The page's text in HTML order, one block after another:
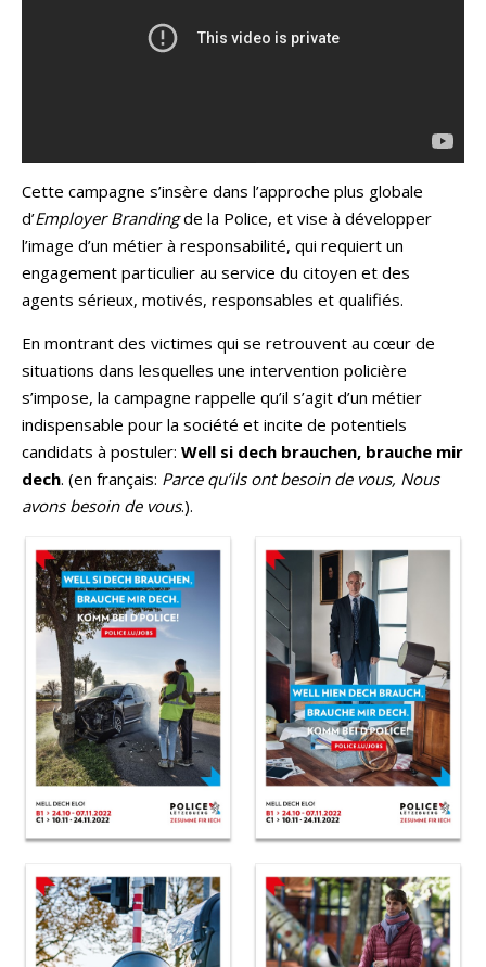
Cette campagne s’insère dans l’approche plus globale
d’Employer Brandingde la Police, et vise à développer
l’image d’un métier à responsabilité, qui requiert un
engagement particulier au service du citoyen et des
agents sérieux, motivés, responsables et qualifiés.
En montrant des victimes qui se retrouvent au cœur de
situations dans lesquelles une intervention policière
s’impose, la campagne rappelle qu’il s’agit d’un métier
indispensable pour la société et incite de potentiels
candidats à postuler: Well si dech brauchen, brauche mir
dech. (en français: Parce qu’ils ont besoin de vous, Nous
avons besoin de vous.).